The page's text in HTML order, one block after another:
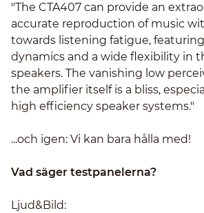
"The CTA407 can provide an
accurate reproduction of music
towards listening fatigue,
dynamics and a wide flexibility in
speakers. The vanishing low
the amplifier itself is a bliss,
high efficiency speaker systems."
...och igen: Vi kan bara hålla med!
Vad säger testpanelerna?
Ljud&Bild: